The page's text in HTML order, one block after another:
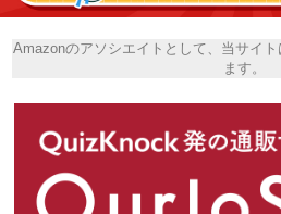
Amazonのアソシエイトとして、当サイ
ます。